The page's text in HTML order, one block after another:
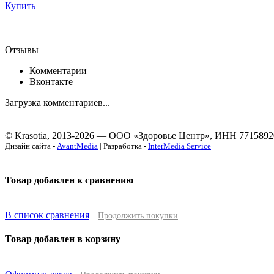
Купить
Отзывы
Комментарии
Вконтакте
Загрузка комментариев...
© Krasotia, 2013-2026 — ООО «Здоровье Центр», ИНН
Дизайн сайта - AvantMedia | Разработка - InterMedia Service
Товар добавлен к сравнению
В список сравнения Продолжить покупки
Товар добавлен в корзину